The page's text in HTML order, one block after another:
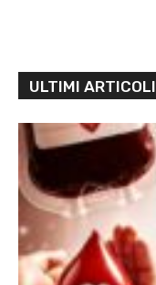
ULTIMI ARTICOLI